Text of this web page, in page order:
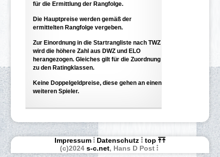
für die Ermittlung der Rangfolge.
Die Hauptpreise werden gemäß der
ermittelten Rangfolge vergeben.
Zur Einordnung in die Startrangliste nach TWZ
wird die höhere Zahl aus DWZ und ELO
herangezogen. Gleiches gilt für die Zuordnung
zu den Ratingklassen.
Keine Doppelgeldpreise, diese gehen an einen
weiteren Spieler.
Impressum Datenschutz
top
(c)2024 s-c.net, Hans D Post